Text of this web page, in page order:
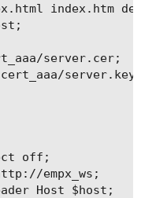
index.htm
server.cer;
off;
empx_ws;
Host $host;